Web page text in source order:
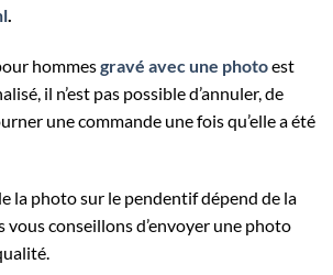
hommesgravé avec une photoest
il n’est pas possible d’annuler, de
une commande une fois qu’elle a été
la photo sur le pendentif dépend de la
conseillons d’envoyer une photo